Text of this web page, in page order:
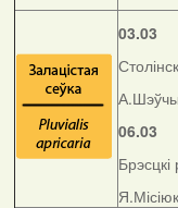
03.03
06.03
Брэсцкі
Я.Місіюк